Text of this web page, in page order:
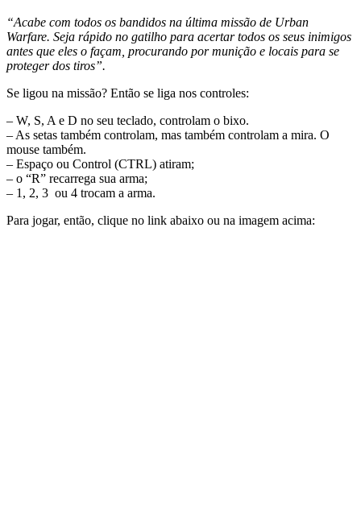
“Acabe com todos os bandidos na última missão de Urban
Warfare. Seja rápido no gatilho para acertar todos os seus inimigos
antes que eles o façam, procurando por munição e locais para se
proteger dos tiros”.
Se ligou na missão? Então se liga nos controles:
– W, S, A e D no seu teclado, controlam o bixo.
– As setas também controlam, mas também controlam a mira. O
mouse também.
– Espaço ou Control (CTRL) atiram;
– o “R” recarrega sua arma;
– 1, 2, 3 ou 4 trocam a arma.
Para jogar, então, clique no link abaixo ou na imagem acima: